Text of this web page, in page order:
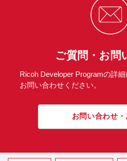
ご質問・お問
Ricoh Developer Programの詳
お問い合わせください。
お問い合わせ